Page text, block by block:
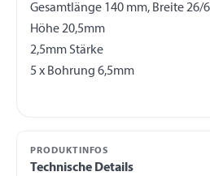
Gesamtlänge 140 mm, Breite 26/
Höhe 20,5mm
2,5mm Stärke
PRODUKTINFOS
Technische Details